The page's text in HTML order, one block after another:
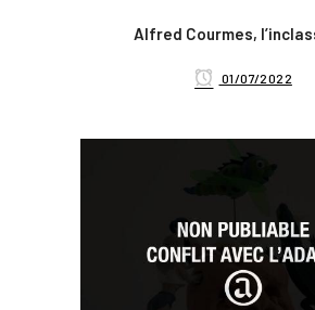
Alfred Courmes,
01/07/2022